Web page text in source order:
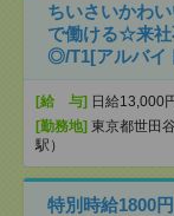
ちいさいかわ
で働ける☆来社
◎/T1[アルバイ
[給 与] 日給13,000
[勤務地] 東京都世田
駅）
特別時給1800